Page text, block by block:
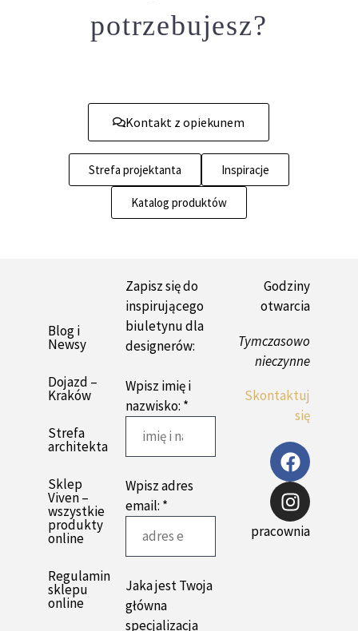
potrzebujesz?
Kontakt z opiekunem
Strefa projektanta Inspiracje
Katalog produktów
Blog i
Newsy
Dojazd –
Kraków
Strefa
architekta
Sklep
Viven –
wszystkie
produkty
online
Regulamin
sklepu
online
Zapisz się do
inspirującego
biuletynu dla
designerów:
Wpisz imię i
nazwisko: *
Wpisz adres
email: *
Jaka jest Twoja
główna
specjalizacja
Godziny
otwarcia
Tymczasowo
nieczynne
Skontaktuj
się
pracownia